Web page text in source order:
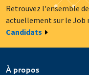
Retrouvez l'ensemble
actuellement sur le Job
Candidats
À propos